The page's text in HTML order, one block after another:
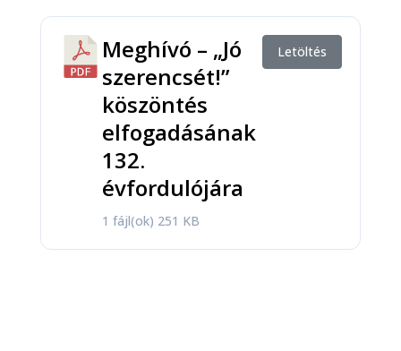
Meghívó – „Jó
szerencsét!”
köszöntés
elfogadásának
132.
évfordulójára
1 fájl(ok) 251 KB
Letöltés